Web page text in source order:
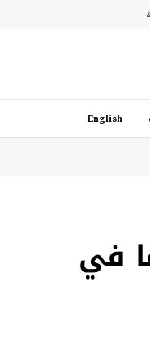
English
في